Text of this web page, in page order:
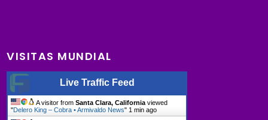
VISITAS MUNDIAL
Live Traffic Feed
A visitor fromSanta Clara, California viewed
"Delero King – Cobra • Armivaldo News" 1 min ago